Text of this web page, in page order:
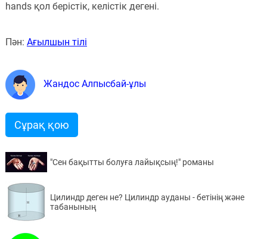
hands қол берістік, келістік дегені.
Пән: Ағылшын тілі
Жандос Алпысбай-ұлы
Сұрақ қою
"Сен бақытты болуға лайықсың!" романы
Цилиндр деген не? Цилиндр ауданы - бетінің және
табанының